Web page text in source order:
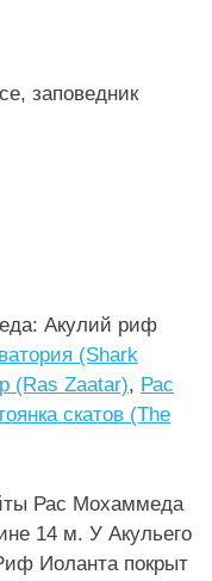
заповедник
Акулий риф
(Shark
(Ras Zaatar), Рас
скатов (The
Рас Мохаммеда
14 м. У Акульего
Иоланта покрыт